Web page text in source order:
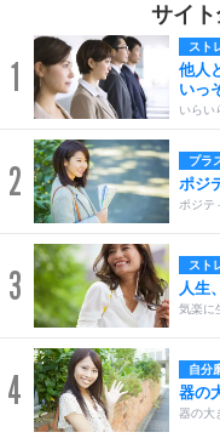
サイ
1
スト
他人
いっ
いらい
2 プラ
ポジ
ポジテ
3 スト
人生
気楽に
4 自分
器の
器の大